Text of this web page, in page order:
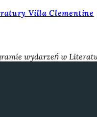
Villa Clementine
wydarzeń w